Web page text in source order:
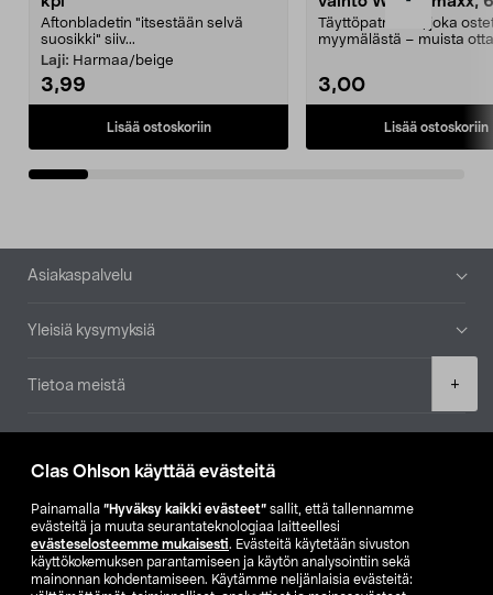
Clas Ohlson käyttää evästeitä
Painamalla ”Hyväksy kaikki evästeet” sallit, että tallennamme
evästeitä ja muuta seurantateknologiaa laitteellesi
evästeselosteemme mukaisesti. Evästeitä käytetään sivuston
käyttökokemuksen parantamiseen ja käytön analysointiin sekä
mainonnan kohdentamiseen. Käytämme neljänlaisia evästeitä:
+
Aftonbladetin "itsestään selvä
suosikki" siiv...
Laji: Harmaa/beige
3,99
Lisää ostoskoriin
Täyttöpatruuna, joka
myymälästä – muista
3,00
Lisää ostoskoriin
Alatunniste
Asiakaspalvelu
Yleisiä kysymyksiä
Tietoa meistä
Etsi myymälä